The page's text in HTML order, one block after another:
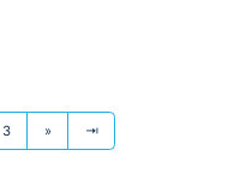
3 » ⇥